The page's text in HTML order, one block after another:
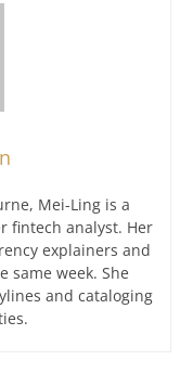
Mei-Ling is a
fintech analyst. Her
explainers and
same week. She
and cataloging